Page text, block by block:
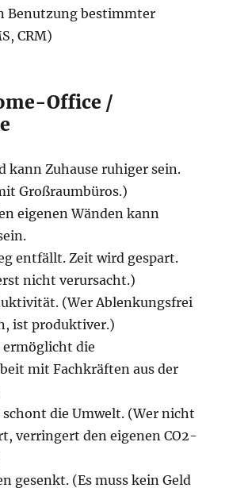
Benutzung bestimmter
CRM)
Office /
kann Zuhause ruhiger sein.
Großraumbüros.)
eigenen Wänden kann
entfällt. Zeit wird gespart.
nicht verursacht.)
(Wer Ablenkungsfrei
ist produktiver.)
die
mit Fachkräften aus der
die Umwelt. (Wer nicht
verringert den eigenen CO2-
gesenkt. (Es muss kein Geld